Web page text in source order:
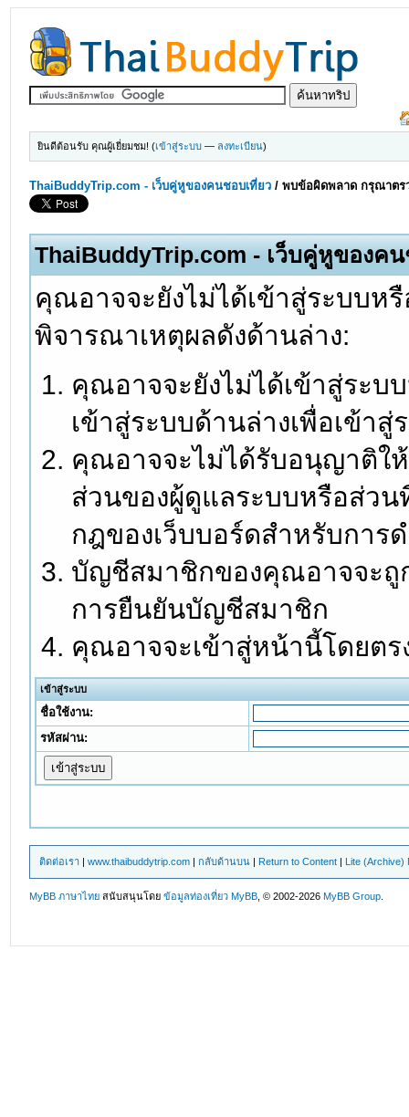
ยินดีต้อนรับ คุณผู้เยี่ยมชม! (เข้าสู่ระบบ — ลงทะเบียน)
ThaiBuddyTrip.com - เว็บคู่หูของคนชอบเที่ยว /พบข้อผิดพลาด กรุณาตร
ThaiBuddyTrip.com - เว็บคู่หูของค
คุณอาจจะยังไม่ได้เข้าสู่ระบบ
พิจารณาเหตุผลดังด้านล่าง:
คุณอาจจะยังไม่ได้เข้าสู่ระบ
เข้าสู่ระบบด้านล่างเพื่อเข้า
คุณอาจจะไม่ได้รับอนุญาติใ
ส่วนของผู้ดูแลระบบหรือส่ว
กฎของเว็บบอร์ดสำหรับการ
บัญชีสมาชิกของคุณอาจจะถู
การยืนยันบัญชีสมาชิก
คุณอาจจะเข้าสู่หน้านี้โดยต
เข้าสู่ระบบ
ชื่อใช้งาน:
รหัสผ่าน:
ติดต่อเรา |www.thaibuddytrip.com |กลับด้านบน | Return to Content | Lite (Archive)
MyBB ภาษาไทย สนับสนุนโดยข้อมูลท่องเที่ยว MyBB , © 2002-2026MyBB Group